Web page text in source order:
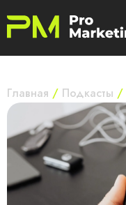
Главная / Подкасты /